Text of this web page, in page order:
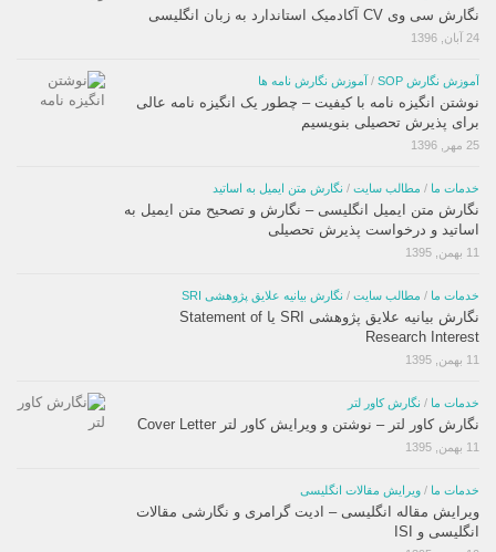
نگارش سی وی CV آکادمیک استاندارد به زبان انگلیسی
24 آبان, 1396
آموزش نگارش SOP / آموزش نگارش نامه ها
نوشتن انگیزه نامه با کیفیت – چطور یک انگیزه نامه عالی
برای پذیرش تحصیلی بنویسیم
25 مهر, 1396
خدمات ما / مطالب سایت / نگارش متن ایمیل به اساتید
نگارش متن ایمیل انگلیسی – نگارش و تصحیح متن ایمیل به
اساتید و درخواست پذیرش تحصیلی
11 بهمن, 1395
خدمات ما / مطالب سایت / نگارش بیانیه علایق پژوهشی SRI
نگارش بیانیه علایق پژوهشی SRI یا Statement of
Research Interest
11 بهمن, 1395
خدمات ما / نگارش کاور لتر
نگارش کاور لتر – نوشتن و ویرایش کاور لتر Cover Letter
11 بهمن, 1395
خدمات ما / ویرایش مقالات انگلیسی
ویرایش مقاله انگلیسی – ادیت گرامری و نگارشی مقالات
انگلیسی و ISI